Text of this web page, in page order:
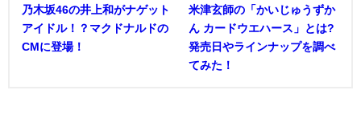
乃木坂46の井上和がナゲット
アイドル！？マクドナルドの
CMに登場！
米津玄師の「かいじゅうずか
ん カードウエハース」とは?
発売日やラインナップを調べ
てみた！